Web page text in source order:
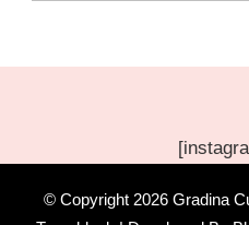
© Copyright 2026 Gradina